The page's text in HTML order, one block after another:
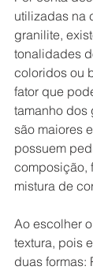
utilizadas na
granilite,
tonalidades
coloridos ou
fator que
tamanho dos
são maiores
possuem
composição,
mistura de
Ao escolher
textura, pois
duas formas: